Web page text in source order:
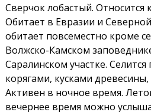
Сверчок лобастый. Относится
Обитает в Евразии и
обитает повсеместно кроме
Волжско-Камском
Саралинском участке.
корягами, кусками
Активен в ночное время.
вечернее время можно